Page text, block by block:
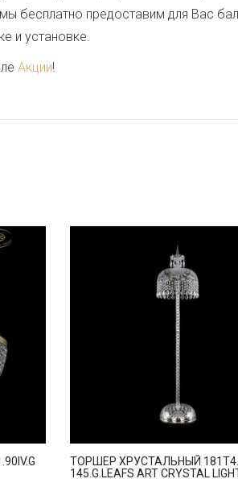
бесплатно предоставим для Вас
и установке.
Акции!
ТОРШЕР ХРУСТАЛЬНЫЙ
145.G.LEAFS ART CRYSTAL